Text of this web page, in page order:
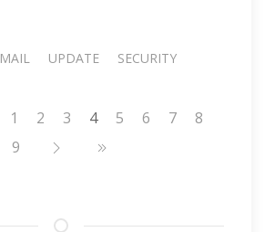
MAIL UPDATE SECURITY
Страница
1 Страница
2 Страница
3 4 Страница
5 Страница
6 Страница
7 Страница
8
Страница
9